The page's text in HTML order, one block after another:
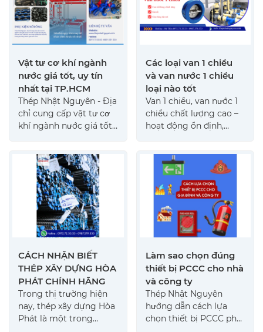
tăng trưởng của đầu tư
công, xây dựng dân
dụng và hoạt động sản
Vật tư cơ khí ngành
nước giá tốt, uy tín
nhất tại TP.HCM
Thép Nhật Nguyên - Địa
chỉ cung cấp vật tư cơ
khí ngành nước giá tốt
mặt bích, van công
nghiệp đạt chuẩn, giao
nhanh, giá tốt.
Các loại van 1 chiều
và van nước 1 chiều
loại nào tốt
Van 1 chiều, van nước 1
chiều chất lượng cao –
hoạt động ổn định,
Thép Nhật Nguyên.
CÁCH NHẬN BIẾT
THÉP XÂY DỰNG HÒA
PHÁT CHÍNH HÃNG
Trong thị trường hiện
nay, thép xây dựng Hòa
Phát là một trong
Làm sao chọn đúng
thiết bị PCCC cho nhà
và công ty
Thép Nhật Nguyên
hướng dẫn cách lựa
chọn thiết bị PCCC phù